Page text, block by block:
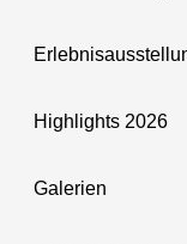
Highlights 2026
Galerien